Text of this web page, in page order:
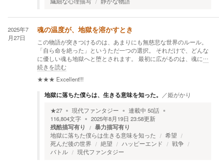
2025年7
月27日
魂の温度が、地獄を溶かすとき
この物語が突きつけるのは、あまりにも無慈悲な世界のルール。
「自ら命を絶った」というただ一つの選択。 それだけで、どんな
に優しい魂も地獄へと堕とされます。 最初に広がるのは、魂に…
続きを読む
★★★ Excellent!!!
地獄に落ちた僕らは、生きる意味を知った。 ／姫がかり
★27 現代ファンタジー 連載中 50話
116,804文字 2025年8月19日 23:58更新
残酷描写有り 暴力描写有り
地獄に落ちた僕らは生きる意味を知った
希望
死んだ後の世界
絶望 ハッピーエンド
戦争
バトル
現代ファンタジー